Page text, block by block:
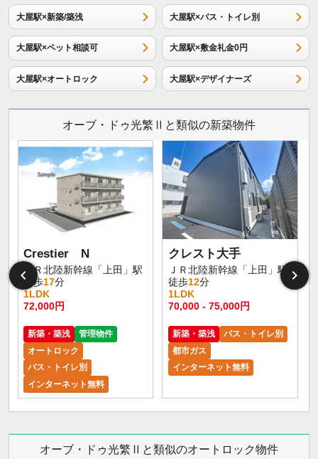
大屋駅×新築/築浅 大屋駅×バス・トイレ別
大屋駅×ペット相談可 大屋駅×敷金礼金0円
大屋駅×オートロック 大屋駅×デザイナーズ
オーブ・ドゥ光繁Ⅱと類似の新築物件
Crestier N
ＪＲ北陸新幹線「上田」駅
徒歩17分
1LDK
72,000円
新築・築浅
管理物件
オートロック
バス・トイレ別
インターネット無料
クレスト大手
ＪＲ北陸新幹線「上田」駅
徒歩12分
1LDK
70,000 - 75,000円
新築・築浅
バス・トイレ別
都市ガス
インターネット無料
オーブ・ドゥ光繁Ⅱと類似のオートロック物件